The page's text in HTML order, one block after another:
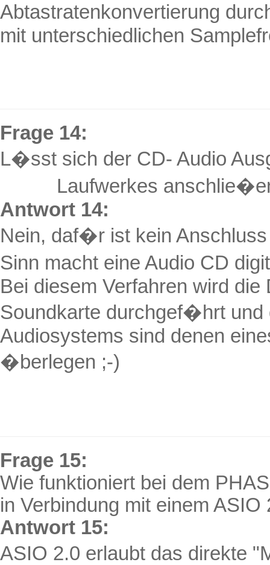
Abtastratenkonvertierung
mit unterschiedlichen
Frage 14:
L�sst sich der CD- Audio
Laufwerkes
Antwort 14:
Nein, daf�r ist kein
Sinn macht eine Audio CD
Bei diesem Verfahren wird
Soundkarte durchgef�hrt und
Audiosystems sind denen
�berlegen ;-)
Frage 15:
Wie funktioniert bei dem
in Verbindung mit einem
Antwort 15:
ASIO 2.0 erlaubt das direkte "